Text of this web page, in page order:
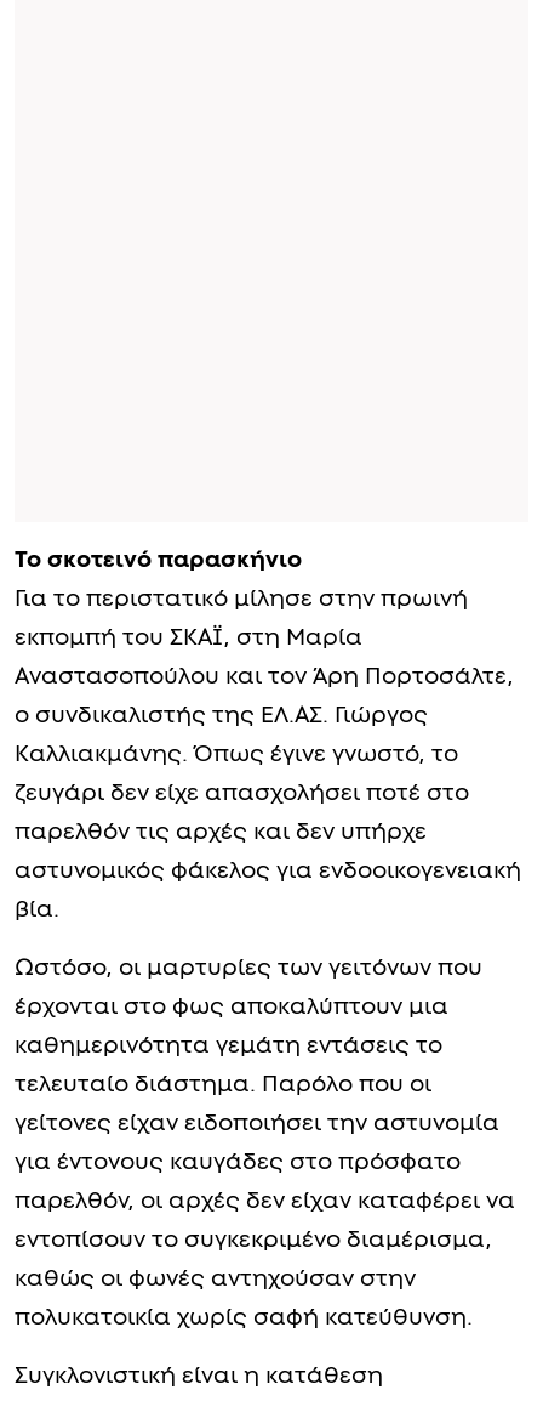
Το σκοτεινό παρασκήνιο
Για το περιστατικό μίλησε στην πρωινή
εκπομπή του ΣΚΑΪ, στη Μαρία
Αναστασοπούλου και τον Άρη Πορτοσάλτε,
ο συνδικαλιστής της ΕΛ.ΑΣ. Γιώργος
Καλλιακμάνης. Όπως έγινε γνωστό, το
ζευγάρι δεν είχε απασχολήσει ποτέ στο
παρελθόν τις αρχές και δεν υπήρχε
αστυνομικός φάκελος για ενδοοικογενειακή
βία.
Ωστόσο, οι μαρτυρίες των γειτόνων που
έρχονται στο φως αποκαλύπτουν μια
καθημερινότητα γεμάτη εντάσεις το
τελευταίο διάστημα. Παρόλο που οι
γείτονες είχαν ειδοποιήσει την αστυνομία
για έντονους καυγάδες στο πρόσφατο
παρελθόν, οι αρχές δεν είχαν καταφέρει να
εντοπίσουν το συγκεκριμένο διαμέρισμα,
καθώς οι φωνές αντηχούσαν στην
πολυκατοικία χωρίς σαφή κατεύθυνση.
Συγκλονιστική είναι η κατάθεση